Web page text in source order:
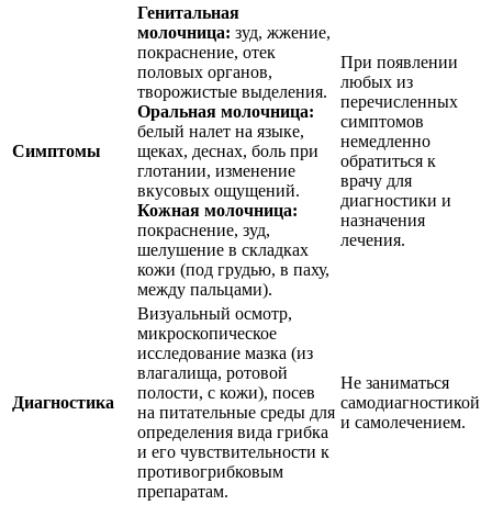
Симптомы
Генитальная
молочница: зуд, жжение,
покраснение, отек
половых органов,
творожистые выделения.
Оральная молочница:
белый налет на языке,
щеках, деснах, боль при
глотании, изменение
вкусовых ощущений.
Кожная молочница:
покраснение, зуд,
шелушение в складках
кожи (под грудью, в паху,
между пальцами).
При появлении
любых из
перечисленных
симптомов
немедленно
обратиться к
врачу для
диагностики и
назначения
лечения.
Диагностика
Визуальный осмотр,
микроскопическое
исследование мазка (из
влагалища, ротовой
полости, с кожи), посев
на питательные среды для
определения вида грибка
и его чувствительности к
противогрибковым
препаратам.
Не заниматься
самодиагностикой
и самолечением.